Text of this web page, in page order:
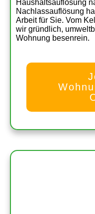
Haushaltsauflösung
Nachlassauflösung
Arbeit für Sie. Vom
wir gründlich,
Wohnung besenrein.